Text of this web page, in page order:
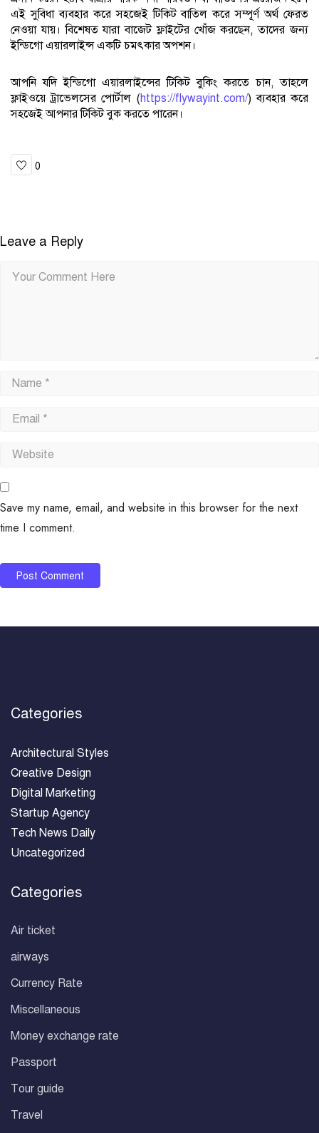
এই সুবিধা ব্যবহার করে সহজেই টিকিট বাতিল করে সম্পূর্ণ অর্থ ফেরত
নেওয়া যায়। বিশেষত যারা বাজেট ফ্লাইটের খোঁজ করছেন, তাদের জন্য
ইন্ডিগো এয়ারলাইন্স একটি চমৎকার অপশন।
আপনি যদি ইন্ডিগো এয়ারলাইন্সের টিকিট বুকিং করতে চান, তাহলে
ফ্লাইওয়ে ট্রাভেলসের পোর্টাল (https://flywayint.com/) ব্যবহার করে
সহজেই আপনার টিকিট বুক করতে পারেন।
0
Leave a Reply
Save my name, email, and website in this browser for the next
time I comment.
Categories
Architectural Styles
Creative Design
Digital Marketing
Startup Agency
Tech News Daily
Uncategorized
Categories
Air ticket
airways
Currency Rate
Miscellaneous
Money exchange rate
Passport
Tour guide
Travel